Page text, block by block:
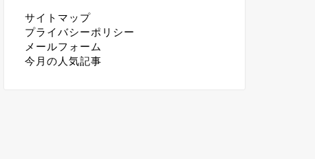
サイトマップ
プライバシーポリシー
メールフォーム
今月の人気記事